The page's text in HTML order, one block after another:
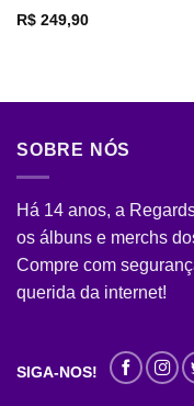
R$249,90
SOBRE NÓS
Há 14 anos, a
os álbuns e merchs
Compre com
querida da internet!
SIGA-NOS!